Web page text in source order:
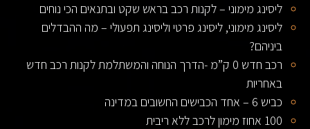
ליסינג מימוני – לקנות רכב בראש שקט ובתנאים הכי נוחים
ליסינג מימוני, ליסינג פרטי וליסינג תפעולי – מה ההבדלים
ביניהם?
רכב חדש 0 ק”מ -הדרך הנוחה והמשתלמת לקנות רכב חדש
באחריות
כביש 6 – אחד הכבישים החשובים במדינה
100 אחוז מימון לרכב ללא ריבית